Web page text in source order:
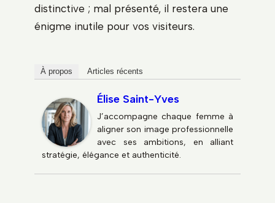
distinctive ; mal présenté, il restera une
énigme inutile pour vos visiteurs.
À propos Articles récents
Élise Saint-Yves
J’accompagne chaque femme à
aligner son image professionnelle
avec ses ambitions, en alliant
stratégie, élégance et authenticité.